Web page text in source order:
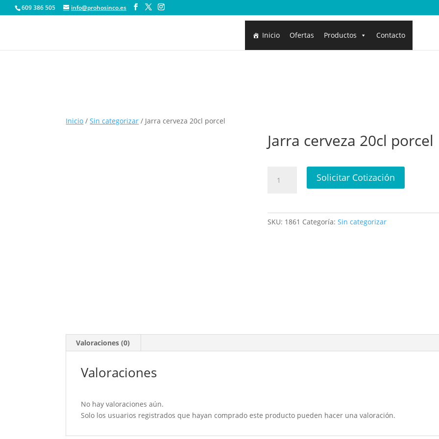
609 386 505 info@prohosinco.es
Inicio Ofertas Productos Contacto
Inicio /Sin categorizar / Jarra cerveza 20cl porcel
Jarra cerveza 20cl porcel
cerveza
Solicitar Cotización
SKU: 1861 Categoría:Sin categorizar
Valoraciones (0)
Valoraciones
No hay valoraciones aún.
Solo los usuarios registrados que hayan comprado este producto pueden hacer una valoración.